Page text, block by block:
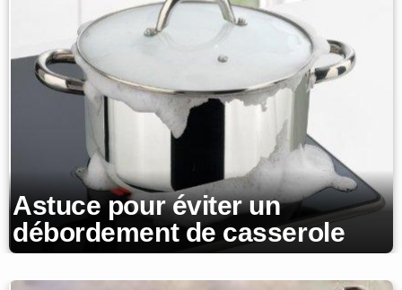
Astuce pour éviter un
débordement de casserole